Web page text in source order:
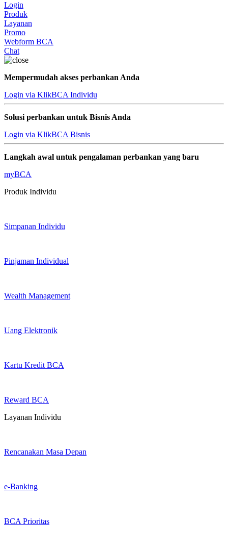
Login
Produk
Layanan
Promo
Webform BCA
Chat
Mempermudah akses perbankan Anda
Login via KlikBCA Individu
Solusi perbankan untuk Bisnis Anda
Login via KlikBCA Bisnis
Langkah awal untuk pengalaman perbankan yang baru
myBCA
Produk Individu
Simpanan Individu
Pinjaman Individual
Wealth Management
Uang Elektronik
Kartu Kredit BCA
Reward BCA
Layanan Individu
Rencanakan Masa Depan
e-Banking
BCA Prioritas